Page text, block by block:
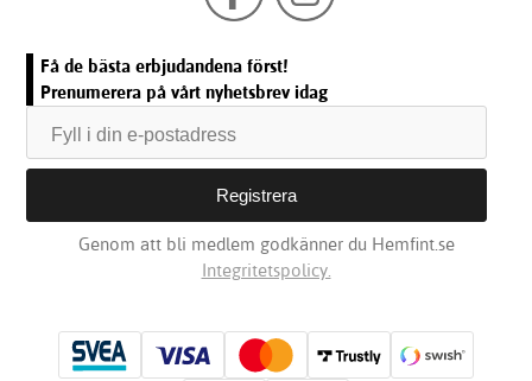
Få de bästa erbjudandena först!
Prenumerera på vårt nyhetsbrev idag
Genom att bli medlem godkänner du Hemfint.se
Integritetspolicy.